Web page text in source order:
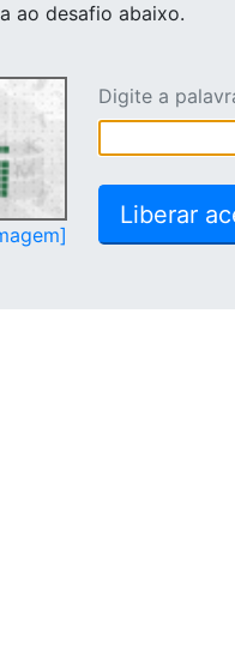
ao desafio abaixo.
Digite a